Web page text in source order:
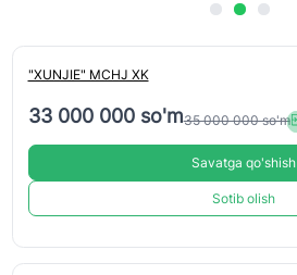
"XUNJIE" MCHJ XK
33 000 000 so'm35 000 000 so'm
Savatga qo'shish
Sotib olish